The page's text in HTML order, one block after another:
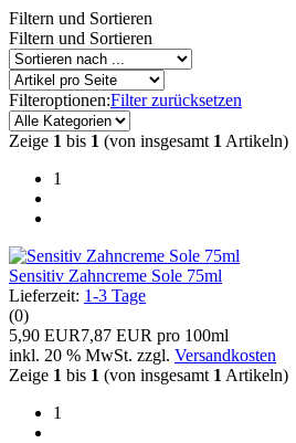
Filtern und Sortieren
Filtern und Sortieren
Filteroptionen:Filter zurücksetzen
Zeige 1 bis 1 (von insgesamt 1 Artikeln)
1
Sensitiv Zahncreme Sole 75ml
Lieferzeit: 1-3 Tage
(0)
5,90 EUR7,87 EUR pro 100ml
inkl. 20 % MwSt. zzgl. Versandkosten
Zeige 1 bis 1 (von insgesamt 1 Artikeln)
1